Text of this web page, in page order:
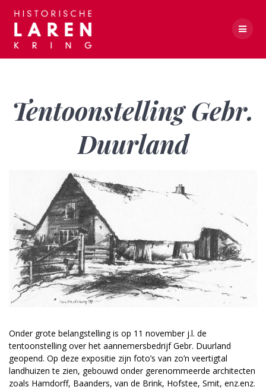
Tentoonstelling Gebr.
Duurland
Onder grote belangstelling is op 11 november j.l. de
tentoonstelling over het aannemersbedrijf Gebr. Duurland
geopend. Op deze expositie zijn foto’s van zo’n veertigtal
landhuizen te zien, gebouwd onder gerenommeerde architecten
zoals Hamdorff, Baanders, van de Brink, Hofstee, Smit, enz.enz.